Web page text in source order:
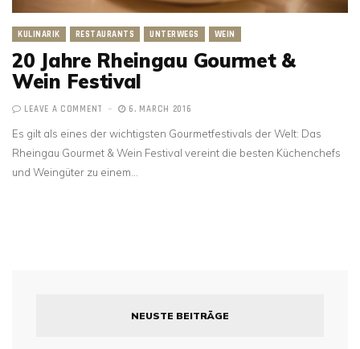
KULINARIK RESTAURANTS UNTERWEGS WEIN
20 Jahre Rheingau Gourmet &
Wein Festival
LEAVE A COMMENT 6. MARCH 2016
Es gilt als eines der wichtigsten Gourmetfestivals der Welt: Das
Rheingau Gourmet & Wein Festival vereint die besten Küchenchefs
und Weingüter zu einem…
NEUSTE BEITRÄGE